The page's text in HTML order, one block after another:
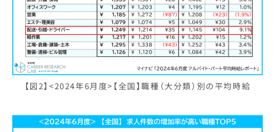
【図2】<2024年6月度>【全国】職種（大分類）別の平均時給